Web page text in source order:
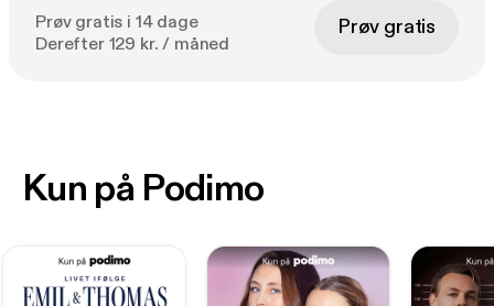
Prøv gratis i 14 dage
Derefter 129 kr. / måned
Prøv gratis
Kun på Podimo